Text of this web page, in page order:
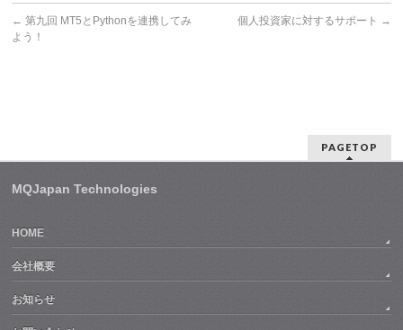
← 第九回 MT5とPythonを連携してみ
よう！
個人投資家に対するサポート →
PAGETOP
MQJapan Technologies
HOME
会社概要
お知らせ